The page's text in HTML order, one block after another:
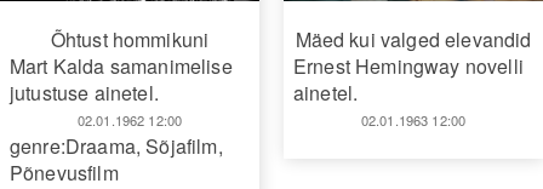
Õhtust hommikuni
Mart Kalda samanimelise
jutustuse ainetel.
02.01.1962 12:00
genre:Draama,Sõjafilm,
Põnevusfilm
Mäed kui valged elevandid
Ernest Hemingway novelli
ainetel.
02.01.1963 12:00